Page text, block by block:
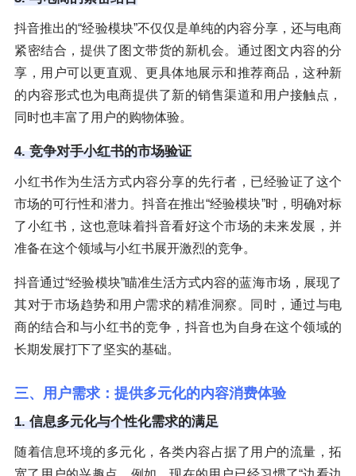
抖音推出的“经验模块”不仅仅是单纯的内容分享，还与电商
紧密结合，提供了图文带货的新机会。通过图文内容的分
享，用户可以更直观、更具体地展示和推荐商品，这种新
的内容形式也为电商提供了新的销售渠道和用户接触点，
同时也丰富了用户的购物体验。
4. 竞争对手小红书的市场验证
小红书作为生活方式内容分享的先行者，已经验证了这个
市场的可行性和潜力。抖音在推出“经验模块”时，明确对标
了小红书，这也意味着抖音看好这个市场的未来发展，并
准备在这个领域与小红书展开激烈的竞争。
抖音通过“经验模块”瞄准生活方式内容的蓝海市场，展现了
其对于市场趋势和用户需求的精准洞察。同时，通过与电
商的结合和与小红书的竞争，抖音也为自身在这个领域的
长期发展打下了坚实的基础。
三、用户需求：提供多元化的内容消费体验
1. 信息多元化与个性化需求的满足
随着信息环境的多元化，各类内容占据了用户的流量，拓